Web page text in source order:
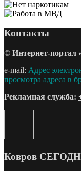
Контакты
© Интернет-портал
e-mail: Адрес
просмотра адреса в
Рекламная служба:
Ковров